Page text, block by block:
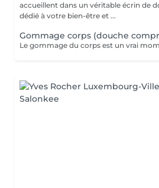
accueillent dans un véritable écrin de
dédié à votre bien-être et ...
Gommage corps (douche